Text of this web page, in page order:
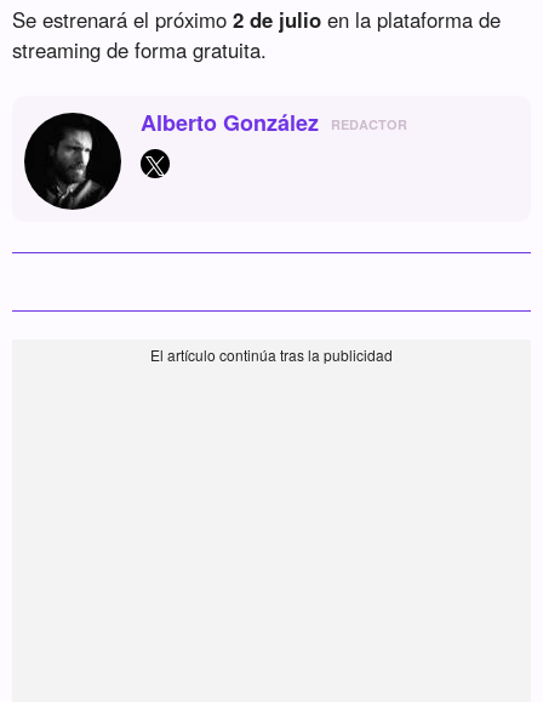
Se estrenará el próximo 2 de julio en la plataforma de
streaming de forma gratuita.
Alberto González REDACTOR